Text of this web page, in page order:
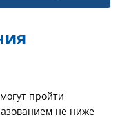
пройти
не ниже